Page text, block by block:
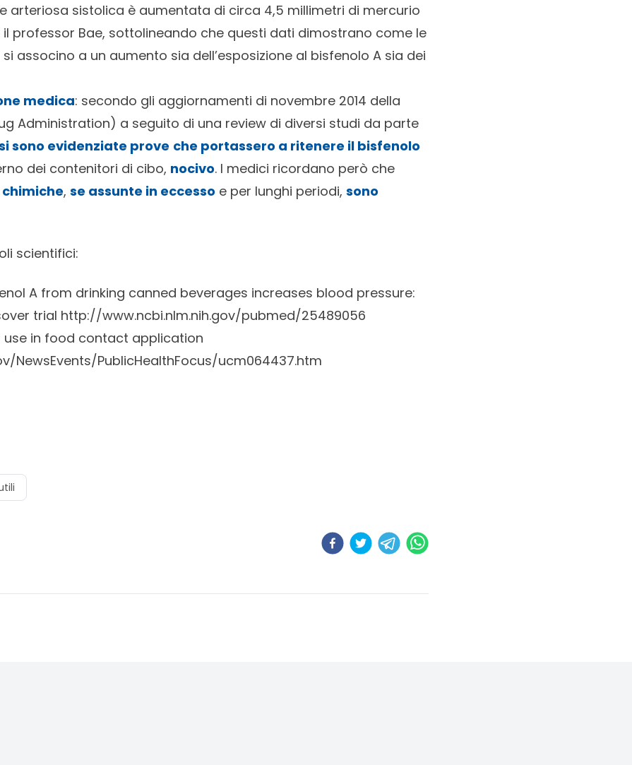
arteriosa sistolica è aumentata di circa 4,5 millimetri di mercurio
professor Bae, sottolineando che questi dati dimostrano come le
associno a un aumento sia dell’esposizione al bisfenolo A sia dei
medica: secondo gli aggiornamenti di novembre 2014 della
Administration) a seguito di una review di diversi studi da parte
sono evidenziate prove che portassero a ritenere il bisfenolo
dei contenitori di cibo, nocivo. I medici ricordano però che
, se assunte in eccesso e per lunghi periodi, sono
scientifici:
A from drinking canned beverages increases blood pressure:
trial http://www.ncbi.nlm.nih.gov/pubmed/25489056
use in food contact application
NewsEvents/PublicHealthFocus/ucm064437.htm